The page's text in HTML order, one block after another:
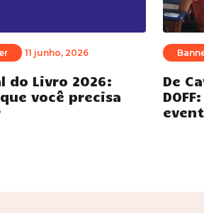
11 junho, 2026
do Livro 2026:
você precisa
De